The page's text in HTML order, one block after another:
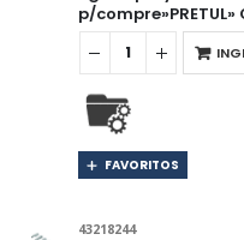
p/compre»PRETUL»
FAVORITOS
43218244